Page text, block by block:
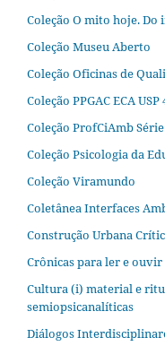
Coleção O mito hoje.
Coleção Museu Aberto
Coleção Oficinas de
Coleção PPGAC ECA USP
Coleção ProfCiAmb
Coleção Psicologia da
Coleção Viramundo
Coletânea Interfaces
Construção Urbana
Crônicas para ler e ouvir
Cultura (i) material e
semiopsicanalíticas
Diálogos